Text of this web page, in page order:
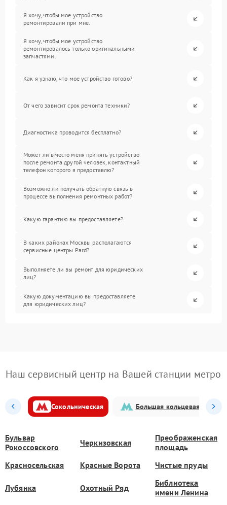
Я хочу, чтобы мое устройство
ремонтировали при мне.
Я хочу, чтобы мое устройство
ремонтировалось только оригинальными
запчастями.
Как я узнаю, что мое устройство готово?
От чего зависит срок ремонта техники?
Диагностика проводится бесплатно?
Может ли вместо меня принять устройство
после ремонта другой человек, контактный
телефон которого я предоставлю?
Возможно ли получать обратную связь в
процессе выполнения ремонтных работ?
Какую гарантию вы предоставляете?
В каких районах Москвы располагаются
сервисные центры Pard?
Выполняете ли вы ремонт для юридических
лиц?
Какую документацию вы предоставляете
для юридических лиц?
Наш сервисный центр на Вашей станции метро
Сокольническая Большая кольцевая
Бульвар
Рокоссовского
Черкизовская
Преображенская
площадь
Красносельская
Красные Ворота Чистые пруды
Лубянка Охотный Ряд
Библиотека
имени Ленина